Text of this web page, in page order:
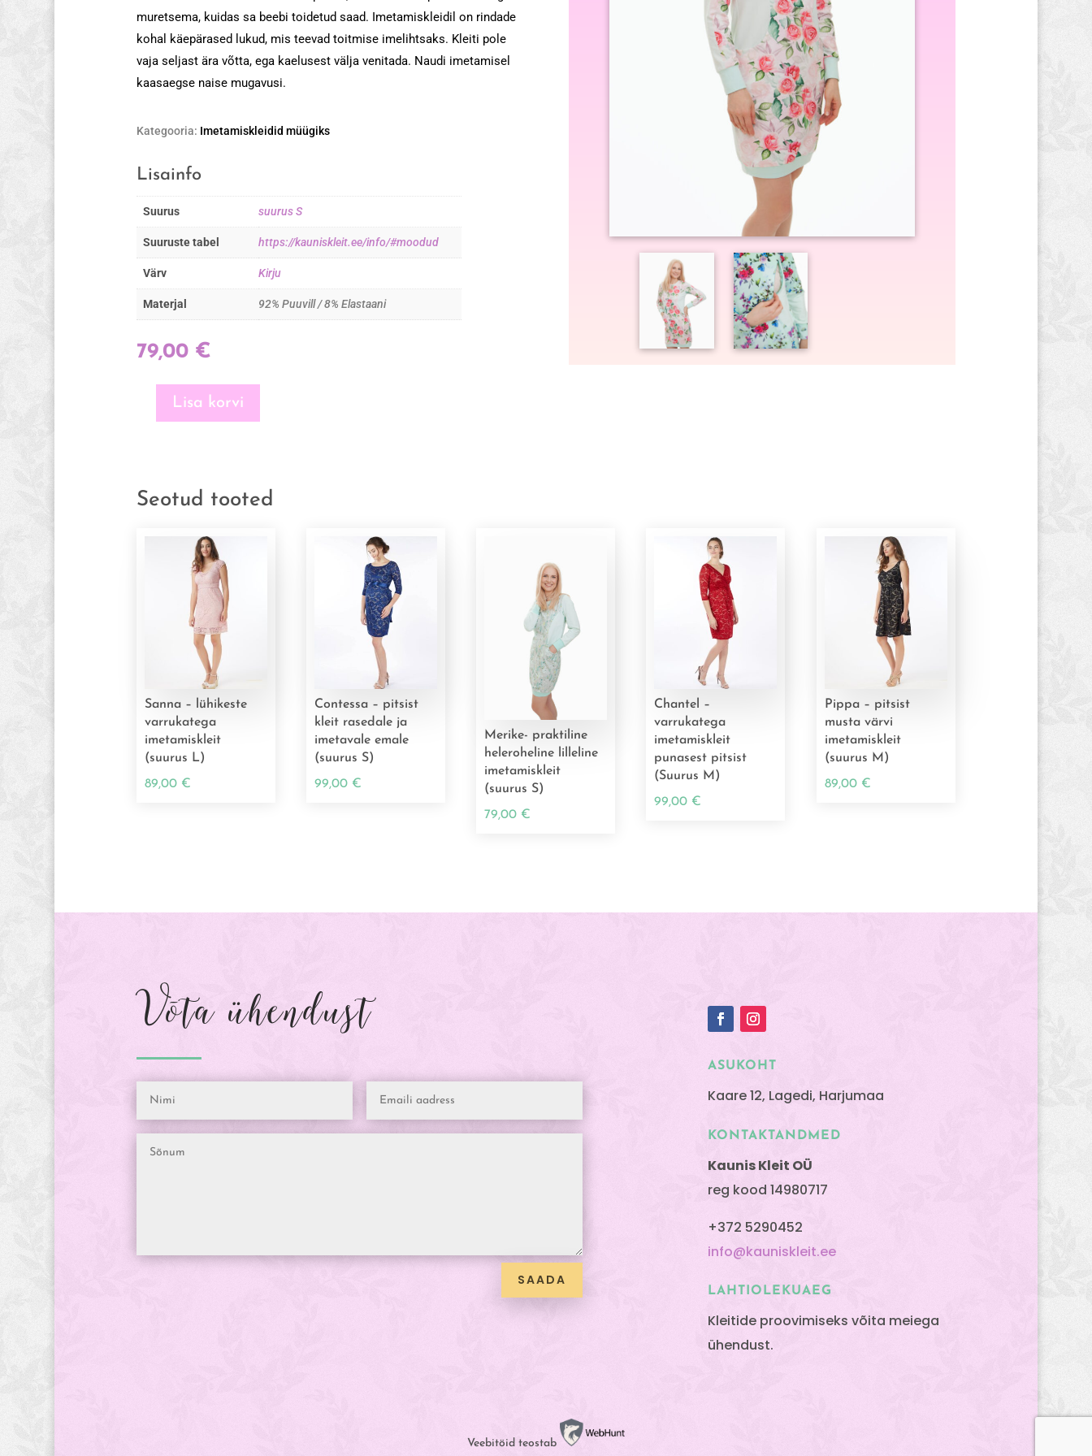
muretsema, kuidas sa beebi toidetud saad. Imetamiskleidil on rindade
kohal käepärased lukud, mis teevad toitmise imelihtsaks. Kleiti pole
vaja seljast ära võtta, ega kaelusest välja venitada. Naudi imetamisel
kaasaegse naise mugavusi.
Kategooria: Imetamiskleidid müügiks
Lisainfo
Suurus suurus S
Suuruste tabel https://kauniskleit.ee/info/#moodud
Värv Kirju
Materjal 92% Puuvill / 8% Elastaani
79,00 €
imetamiskleit
(suurus
Lisa korvi
Seotud tooted
Sanna – lühikeste
varrukatega
imetamiskleit
(suurus L)
89,00 €
Contessa – pitsist
kleit rasedale ja
imetavale emale
(suurus S)
99,00 €
Merike- praktiline
heleroheline lilleline
imetamiskleit
(suurus S)
79,00 €
Chantel –
varrukatega
imetamiskleit
punasest pitsist
(Suurus M)
99,00 €
Pippa – pitsist
musta värvi
imetamiskleit
(suurus M)
89,00 €
Võta ühendust
SAADA
ASUKOHT
Kaare 12, Lagedi, Harjumaa
KONTAKTANDMED
Kaunis Kleit OÜ
reg kood 14980717
+372 5290452
info@kauniskleit.ee
LAHTIOLEKUAEG
Kleitide proovimiseks võita meiega
ühendust.
Veebitöid teostab